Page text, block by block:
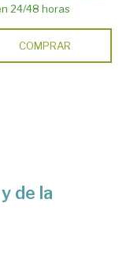
24/48 horas
COMPRAR
de la